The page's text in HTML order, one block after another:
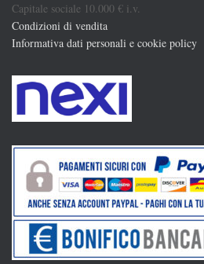
Capitale sociale 10.000 € i.v.
Condizioni di vendita
Informativa dati personali e cookie policy